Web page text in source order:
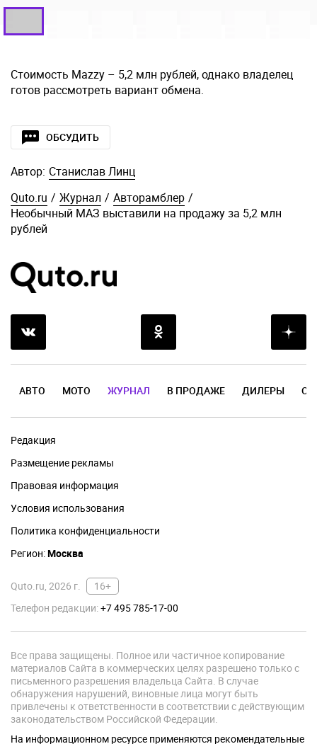
Стоимость Mazzy – 5,2 млн рублей, однако владелец
готов рассмотреть вариант обмена.
ОБСУДИТЬ
Автор: Станислав Линц
Quto.ru / Журнал / Авторамблер /
Необычный МАЗ выставили на продажу за 5,2 млн
рублей
АВТО МОТО ЖУРНАЛ В ПРОДАЖЕ ДИЛЕРЫ
Редакция
Размещение рекламы
Правовая информация
Условия использования
Политика конфиденциальности
Регион:Москва
Quto.ru, 2026 г.
16+
Телефон редакции:+7 495 785-17-00
Все права защищены. Полное или частичное копирование
материалов Сайта в коммерческих целях разрешено только с
письменного разрешения владельца Сайта. В случае
обнаружения нарушений, виновные лица могут быть
привлечены к ответственности в соответствии с действующим
законодательством Российской Федерации.
На информационном ресурсе применяются рекомендательные